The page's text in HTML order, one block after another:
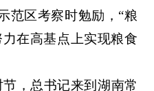
范区考察时勉励，“粮
在高基点上实现粮食
，总书记来到湖南常